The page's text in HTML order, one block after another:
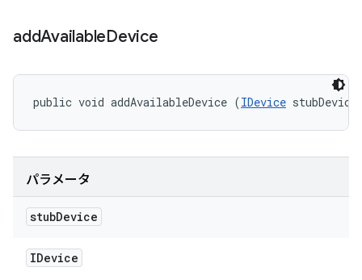
addAvailableDevice
public void addAvailableDevice (IDevice
パラメータ
stubDevice
IDevice